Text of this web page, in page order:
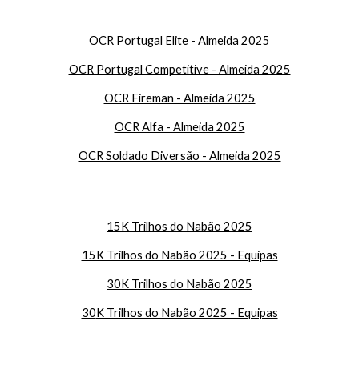
OCR Portugal Elite - Almeida 2025
OCR Portugal Competitive - Almeida 2025
OCR Fireman - Almeida 2025
OCR Alfa - Almeida 2025
OCR Soldado Diversão - Almeida 2025
15K Trilhos do Nabão 2025
15K Trilhos do Nabão 2025 - Equipas
30K Trilhos do Nabão 2025
30K Trilhos do Nabão 2025 - Equipas